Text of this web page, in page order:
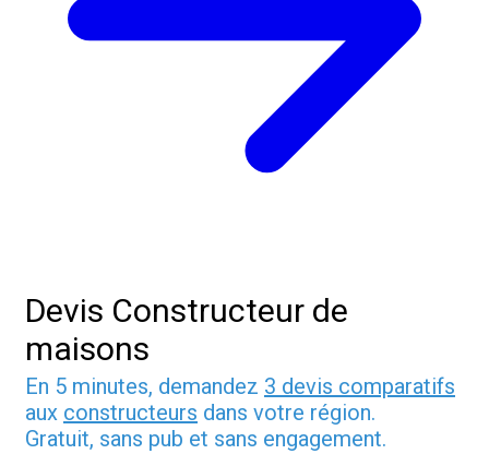
Devis Constructeur de
maisons
En 5 minutes, demandez 3 devis comparatifs
aux constructeurs dans votre région.
Gratuit, sans pub et sans engagement.